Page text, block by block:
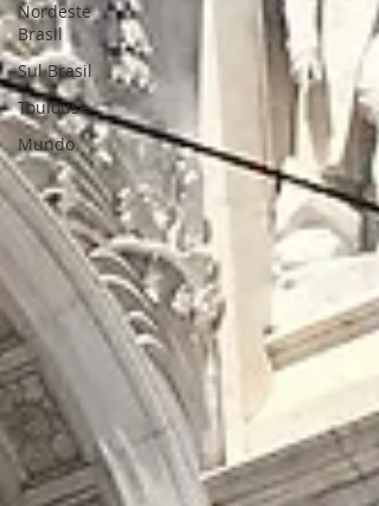
Nordeste
Brasil
Sul Brasil
Toulouse
Mundo